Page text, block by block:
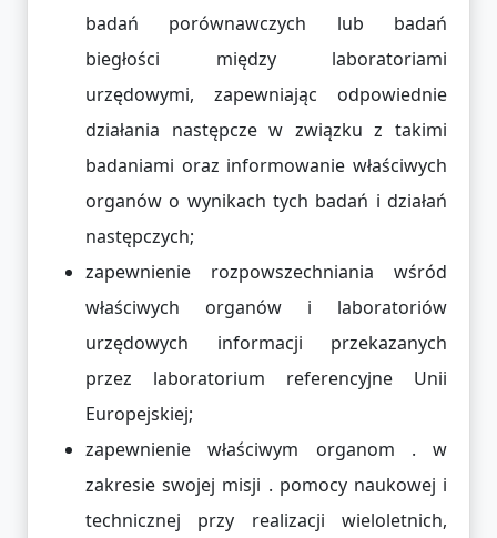
badań porównawczych lub badań
biegłości między laboratoriami
urzędowymi, zapewniając odpowiednie
działania następcze w związku z takimi
badaniami oraz informowanie właściwych
organów o wynikach tych badań i działań
następczych;
zapewnienie rozpowszechniania wśród
właściwych organów i laboratoriów
urzędowych informacji przekazanych
przez laboratorium referencyjne Unii
Europejskiej;
zapewnienie właściwym organom . w
zakresie swojej misji . pomocy naukowej i
technicznej przy realizacji wieloletnich,